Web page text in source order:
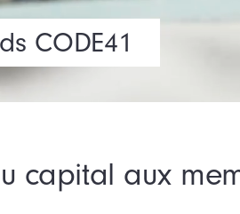
CODE41
capital aux